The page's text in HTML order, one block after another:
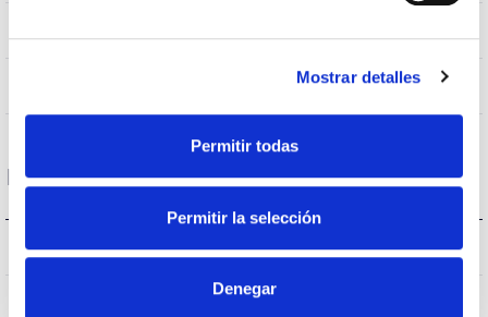
Mostrar detalles
Permitir todas
Permitir la selección
Denegar
AL
Desempenho
Fluxo (lm) 2385-2405-2415lm